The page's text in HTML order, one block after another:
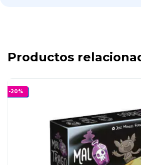
Productos
-20%